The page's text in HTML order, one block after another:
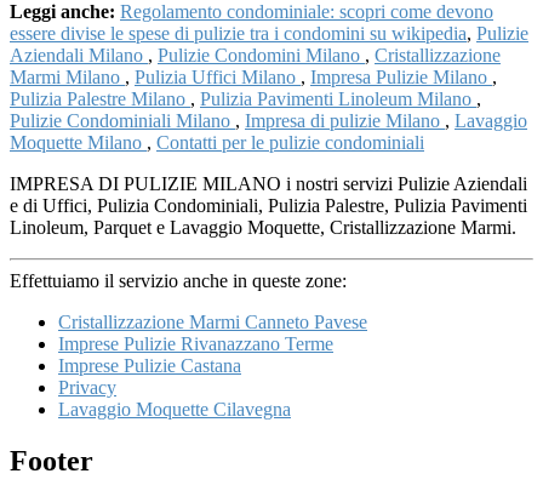
Leggi anche: Regolamento condominiale: scopri come devono
essere divise le spese di pulizie tra i condomini su wikipedia, Pulizie
Aziendali Milano , Pulizie Condomini Milano , Cristallizzazione
Marmi Milano , Pulizia Uffici Milano , Impresa Pulizie Milano ,
Pulizia Palestre Milano , Pulizia Pavimenti Linoleum Milano ,
Pulizie Condominiali Milano , Impresa di pulizie Milano , Lavaggio
Moquette Milano , Contatti per le pulizie condominiali
IMPRESA DI PULIZIE MILANO i nostri servizi Pulizie Aziendali
e di Uffici, Pulizia Condominiali, Pulizia Palestre, Pulizia Pavimenti
Linoleum, Parquet e Lavaggio Moquette, Cristallizzazione Marmi.
Effettuiamo il servizio anche in queste zone:
Cristallizzazione Marmi Canneto Pavese
Imprese Pulizie Rivanazzano Terme
Imprese Pulizie Castana
Privacy
Lavaggio Moquette Cilavegna
Footer